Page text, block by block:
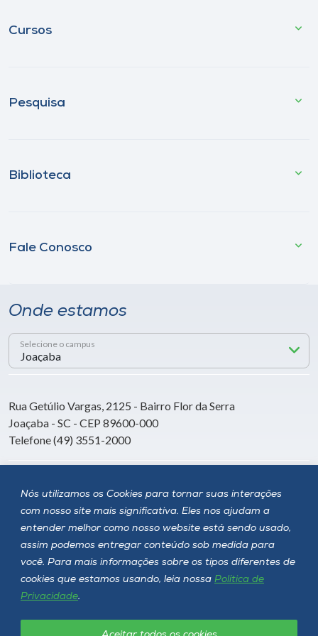
Nós utilizamos os Cookies para tornar suas interações
com nosso site mais significativa. Eles nos ajudam a
entender melhor como nosso website está sendo usado,
assim podemos entregar conteúdo sob medida para
você. Para mais informações sobre os tipos diferentes de
cookies que estamos usando, leia nossa Política de
Privacidade.
Cursos
Pesquisa
Biblioteca
Fale Conosco
Onde estamos
Selecione o campus
Rua Getúlio Vargas, 2125 - Bairro Flor da Serra
Joaçaba - SC - CEP 89600-000
Telefone (49) 3551-2000
Siga a Unoesc